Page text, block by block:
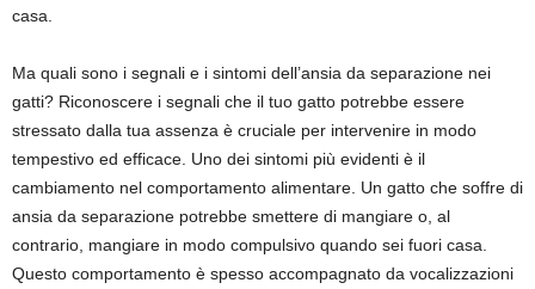
casa.
Ma quali sono i segnali e i sintomi dell’ansia da separazione nei
gatti? Riconoscere i segnali che il tuo gatto potrebbe essere
stressato dalla tua assenza è cruciale per intervenire in modo
tempestivo ed efficace. Uno dei sintomi più evidenti è il
cambiamento nel comportamento alimentare. Un gatto che soffre di
ansia da separazione potrebbe smettere di mangiare o, al
contrario, mangiare in modo compulsivo quando sei fuori casa.
Questo comportamento è spesso accompagnato da vocalizzazioni